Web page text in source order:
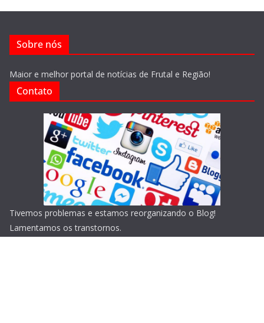
Sobre nós
Maior e melhor portal de notícias de Frutal e Região!
Contato
Tivemos problemas e estamos reorganizando o Blog!
Lamentamos os transtornos.